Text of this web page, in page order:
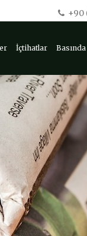
+90
İçtihatlar